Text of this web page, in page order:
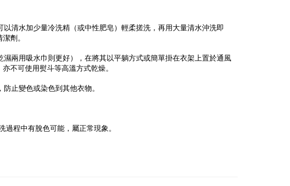
清水加少量冷洗精（或中性肥皂）輕柔搓洗，再用大量清水沖洗即
劑。
兩用吸水巾則更好），在將其以平躺方式或簡單掛在衣架上置於通風
不可使用熨斗等高溫方式乾燥。
止變色或染色到其他衣物。
程中有脫色可能，屬正常現象。